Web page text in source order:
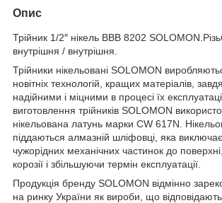
Опис
Трійник 1/2″ нікель ВВВ 8202
внутрішня / внутрішня.
Трійники нікельовані SOLOMON
новітніх технологій, кращих матеріалів,
надійними і міцними в процесі їх
виготовлення трійників SOLOMON
нікельована латунь марки CW 617N.
піддаються алмазній шліфовці, яка
чужорідних механічних частинок до
корозії і збільшуючи термін експлуатації.
Продукція бренду SOLOMON відмінно
на ринку України як вироби, що